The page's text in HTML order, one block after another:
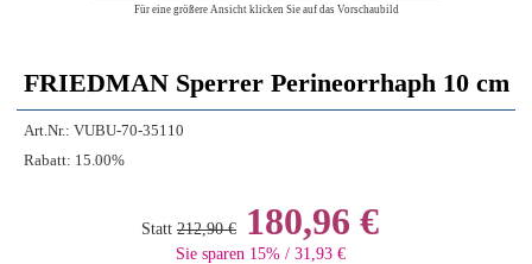
Für eine größere Ansicht klicken Sie auf das Vorschaubild
FRIEDMAN Sperrer Perineorrhaph 10 cm
Art.Nr.: VUBU-70-35110
Rabatt: 15.00%
Statt 212,90 € 180,96 €
Sie sparen 15% / 31,93 €